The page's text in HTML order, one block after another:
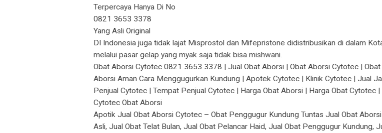
Terpercaya Hanya Di No
0821 3653 3378
Yang Asli Original
DI Indonesia juga tidak lajat Misprostol dan Mifepristone didistribusikan di dalam
melalui pasar gelap yang myak saja tidak bisa mishwani.
Obat Aborsi Cytotec 0821 3653 3378 | Jual Obat Aborsi | Obat Aborsi Cytotec |
Aborsi Aman Cara Menggugurkan Kundung | Apotek Cytotec | Klinik Cytotec | Jual
Penjual Cytotec | Tempat Penjual Cytotec | Harga Obat Aborsi | Harga Obat
Cytotec Obat Aborsi
Apotik Jual Obat Aborsi Cytotec – Obat Penggugur Kundung Tuntas Jual Obat Aborsi
Asli, Jual Obat Telat Bulan, Jual Obat Pelancar Haid, Jual Obat Penggugur Kundung,